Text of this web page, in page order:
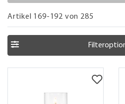
Artikel 169-192 von 285